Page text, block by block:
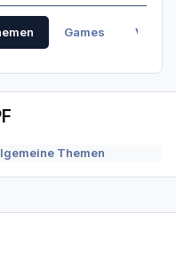
Games
Themen